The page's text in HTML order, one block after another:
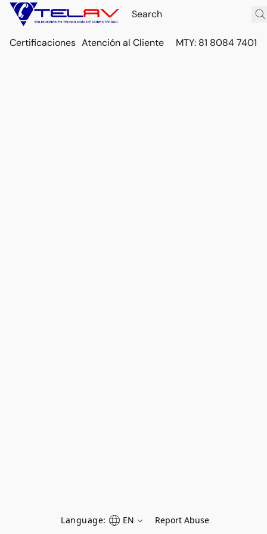
Certificaciones Atención al Cliente MTY: 81 8084 7401
Language: EN Report Abuse